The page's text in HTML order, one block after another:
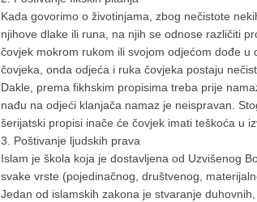
Kada govorimo o životinjama, zbog nečistote
njihove dlake ili runa, na njih se odnose različiti
čovjek mokrom rukom ili svojom odjećom dođe
čovjeka, onda odjeća i ruka čovjeka postaju
Dakle, prema fikhskim propisima treba prije
nađu na odjeći klanjača namaz je neispravan.
šerijatski propisi inače će čovjek imati teškoća u
3. Poštivanje ljudskih prava
Islam je škola koja je dostavljena od Uzvišenog
svake vrste (pojedinačnog, društvenog,
Jedan od islamskih zakona je stvaranje